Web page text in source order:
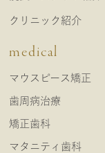
クリニック紹介
medical
マウスピース矯正
歯周病治療
矯正歯科
マタニティ歯科